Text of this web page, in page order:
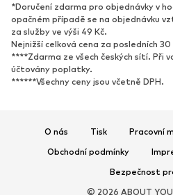
Nové
Tenisky
Lodičky & boty na podpatku
Sandály
Exkluzivně
*Doručení zdarma pro objednávky v
opačném případě se na objednávku
za služby ve výši 49 Kč.
Nejnižší celková cena za posledních
****Zdarma ze všech českých sítí. Při
účtovány poplatky.
******Všechny ceny jsou včetně DPH.
O nás Tisk Pracovní
Obchodní podmínky
Bezpečnost
© 2026 ABOUT YOU